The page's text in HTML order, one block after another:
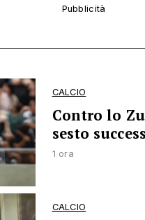
CALCIO
Contro lo
sesto
1 ora
CALCIO